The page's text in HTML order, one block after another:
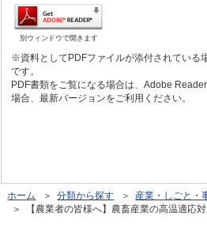
別ウィンドウで開きます
※資料としてPDFファイルが添付されている
です。
PDF書類をご覧になる場合は、Adobe
場合、最新バージョンをご利用ください。
ホーム ＞分類から探す ＞ 産業・しごと・
＞ 【農業者の皆様へ】農畜産業の高温適応